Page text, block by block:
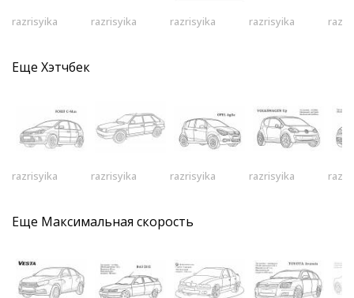
razrisyika razrisyika razrisyika razrisyika
Еще Хэтчбек
razrisyika razrisyika razrisyika razrisyika
Еще Максимальная скорость